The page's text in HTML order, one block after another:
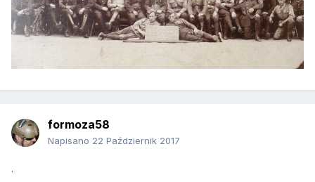
formoza58
Napisano 22 Październik 2017
.